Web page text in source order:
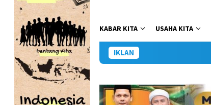
KABAR KITA USAHA KITA
IKLAN